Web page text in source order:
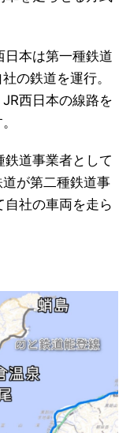
日本は第一種鉄道
の鉄道を運行。
西日本の線路を
道事業者として
が第二種鉄道事
社の車両を走ら